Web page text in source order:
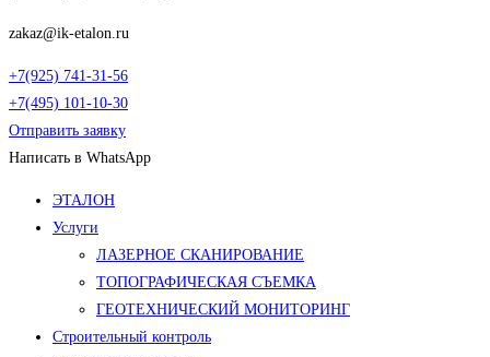
zakaz@ik-etalon.ru
+7(925) 741-31-56
+7(495) 101-10-30
Отправить заявку
Написать в WhatsApp
Меню
ЭТАЛОН
Услуги
ЛАЗЕРНОЕ СКАНИРОВАНИЕ
ТОПОГРАФИЧЕСКАЯ СЪЕМКА
ГЕОТЕХНИЧЕСКИЙ МОНИТОРИНГ
Строительный контроль